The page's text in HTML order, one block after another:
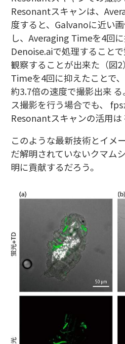
Resonantスキャンは、
度すると、Galvanoに近い
し、Averaging Timeを4回に
Denoise.aiで処理すること
観察することが出来た（図
Timeを4回に抑えたことで
約3.7倍の速度で撮影出来
ス撮影を行う場合でも、 fps
Resonantスキャンの活用は
このような最新技術とイメ
だ解明されていないクマム
明に貢献するだろう。